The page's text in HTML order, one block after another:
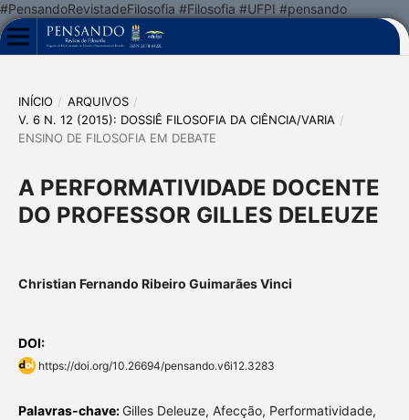
#PensandoRevistadeFilosofia #Filosofia #UFPI #pensando
INÍCIO / ARQUIVOS /
V. 6 N. 12 (2015): DOSSIÊ FILOSOFIA DA CIÊNCIA/VARIA /
ENSINO DE FILOSOFIA EM DEBATE
A PERFORMATIVIDADE DOCENTE
DO PROFESSOR GILLES DELEUZE
Christian Fernando Ribeiro Guimarães Vinci
DOI:
https://doi.org/10.26694/pensando.v6i12.3283
Palavras-chave: Gilles Deleuze, Afecção, Performatividade,